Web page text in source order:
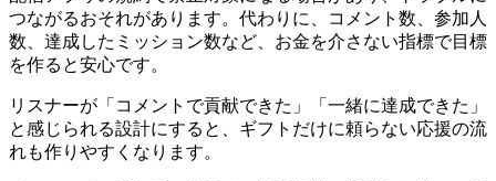
つながるおそれがあります。代わりに、コメント数、参加人
数、達成したミッション数など、お金を介さない指標で目標
を作ると安心です。
リスナーが「コメントで貢献できた」「一緒に達成できた」
と感じられる設計にすると、ギフトだけに頼らない応援の流
れも作りやすくなります。